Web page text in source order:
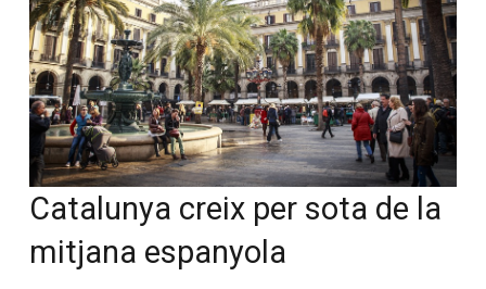
Catalunya creix per sota de la
mitjana espanyola